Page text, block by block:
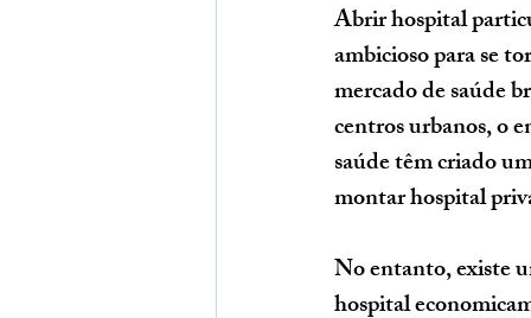
Abrir hospital
ambicioso para se
mercado de saúde
centros urbanos, o
saúde têm criado
montar hospital
No entanto, existe
hospital